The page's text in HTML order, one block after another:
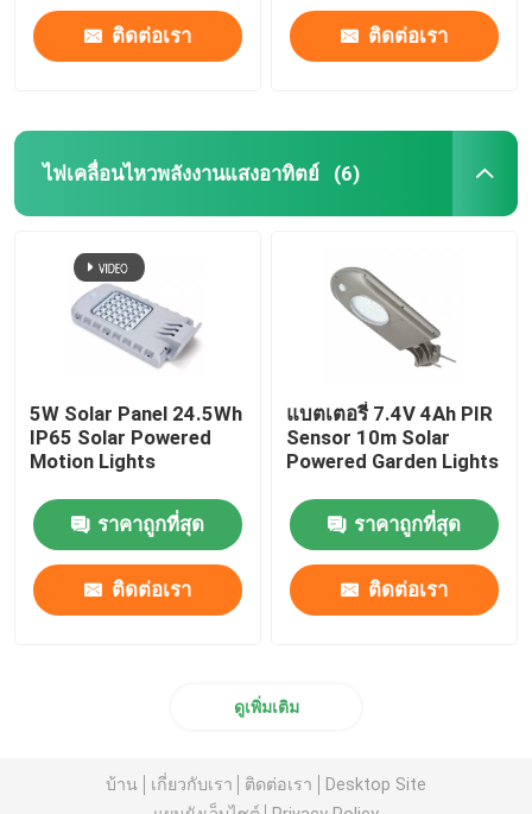
ติดต่อเรา ติดต่อเรา
ไฟเคลื่อนไหวพลังงานแสงอาทิตย์ (6)
5W Solar Panel 24.5Wh
IP65 Solar Powered
Motion Lights
ราคาถูกที่สุด
ติดต่อเรา
แบตเตอรี่ 7.4V 4Ah PIR
Sensor 10m Solar
Powered Garden Lights
ราคาถูกที่สุด
ติดต่อเรา
ดูเพิ่มเติม
บ้าน เกี่ยวกับเรา ติดต่อเรา
Desktop Site